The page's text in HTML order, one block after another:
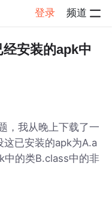
登录 频道
安装的apk中
，我从晚上下载了一
已安装的apk为A.a
中的类B.class中的非